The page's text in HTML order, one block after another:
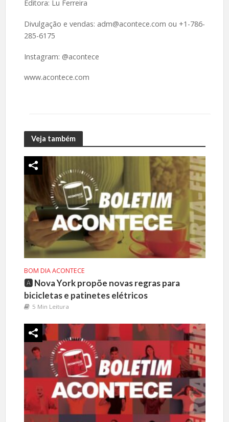
Editora: Lu Ferreira
Divulgação e vendas: adm@acontece.com ou +1-786-
285-6175
Instagram: @acontece
www.acontece.com
Veja também
BOM DIA ACONTECE
🅰️ Nova York propõe novas regras para
bicicletas e patinetes elétricos
5 Min Leitura